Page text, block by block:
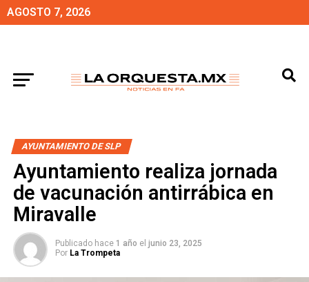
AGOSTO 7, 2026
AYUNTAMIENTO DE SLP
Ayuntamiento realiza jornada
de vacunación antirrábica en
Miravalle
Publicado hace 1 año el junio 23, 2025
Por La Trompeta